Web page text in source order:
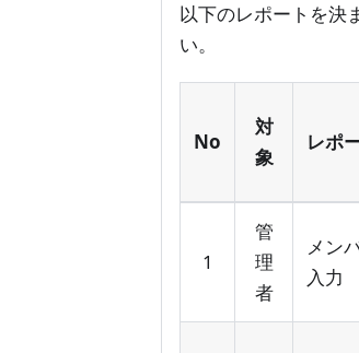
以下のレポートを決
い。
No
対
象
レポ
1
管
理
者
メン
入力